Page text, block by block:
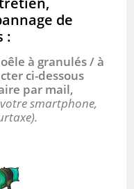
de
:
à granulés / à
ci-dessous
par mail,
smartphone,